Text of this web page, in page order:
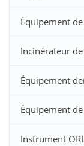
Équipement
Équipement
Équipement
Instrument